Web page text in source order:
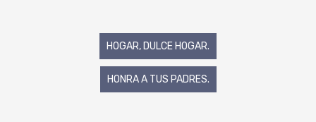
NavegaciónHOGAR, DULCE HOGAR.
HONRA A TUS PADRES.